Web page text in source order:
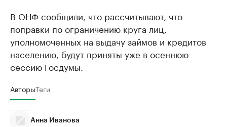
В ОНФ сообщили, что рассчитывают, что
поправки по ограничению круга лиц,
уполномоченных на выдачу займов и кредитов
населению, будут приняты уже в осеннюю
сессию Госдумы.
АвторыТеги
Анна Иванова